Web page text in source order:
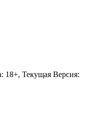
18+, Текущая Версия: